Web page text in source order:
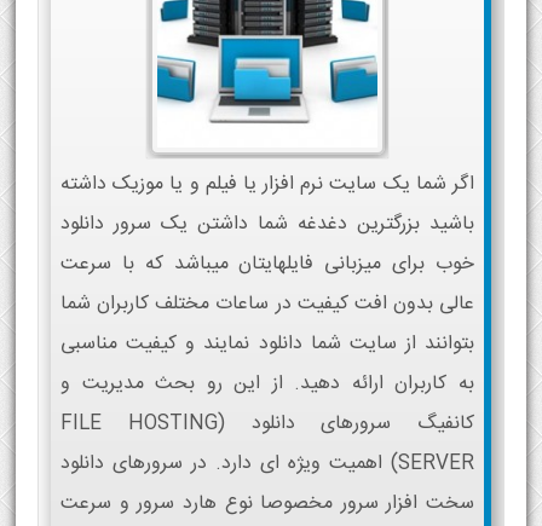
اگر شما یک سایت نرم افزار یا فیلم و یا موزیک داشته
باشید بزرگترین دغدغه شما داشتن یک سرور دانلود
خوب برای میزبانی فایلهایتان میباشد که با سرعت
عالی بدون افت کیفیت در ساعات مختلف کاربران شما
بتوانند از سایت شما دانلود نمایند و کیفیت مناسبی
به کاربران ارائه دهید. از این رو بحث مدیریت و
کانفیگ سرورهای دانلود (FILE HOSTING
SERVER) اهمیت ویژه ای دارد. در سرورهای دانلود
سخت افزار سرور مخصوصا نوع هارد سرور و سرعت